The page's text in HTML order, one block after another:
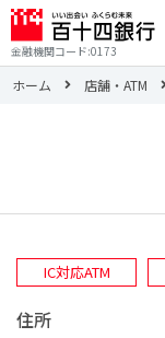
金融機関コード:0173
ホーム
店舗・ATM
IC対応ATM
住所